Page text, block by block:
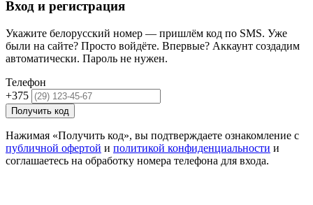
Вход и регистрация
Укажите белорусский номер — пришлём код по SMS. Уже
были на сайте? Просто войдёте. Впервые? Аккаунт создадим
автоматически. Пароль не нужен.
Телефон
+375
Получить код
Нажимая «Получить код», вы подтверждаете ознакомление с
публичной офертой и политикой конфиденциальности и
соглашаетесь на обработку номера телефона для входа.